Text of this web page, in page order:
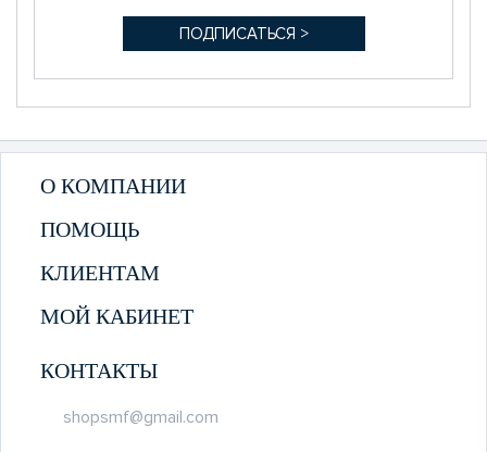
О КОМПАНИИ
ПОМОЩЬ
КЛИЕНТАМ
МОЙ КАБИНЕТ
КОНТАКТЫ
shopsmf@gmail.com